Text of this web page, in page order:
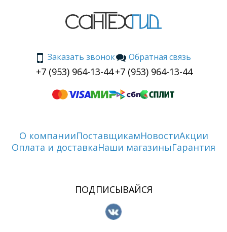
Заказать звонок
+7 (953) 964-13-44
Обратная связь
+7 (953) 964-13-44
О компанииПоставщикамНовостиАкции
Оплата и доставкаНаши магазиныГарантия
ПОДПИСЫВАЙСЯ